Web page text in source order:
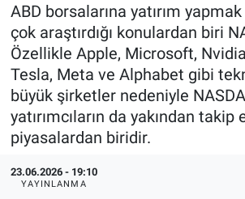
ABD borsalarına yatırım
çok araştırdığı konulardan biri
Özellikle Apple, Microsoft,
Tesla, Meta ve Alphabet gibi
büyük şirketler nedeniyle
yatırımcıların da yakından takip
piyasalardan biridir.
23.06.2026 - 19:10
YAYINLANMA
KÜLTÜR-SANAT
Yerel Haber
Politika